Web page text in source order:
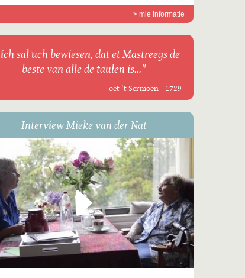
> mie informatie
sal uch bewiesen, dat et Mastreegs de
beste van alle de taulen is..."
oet 't Sermoen - 1729
Interview Mieke van der Nat